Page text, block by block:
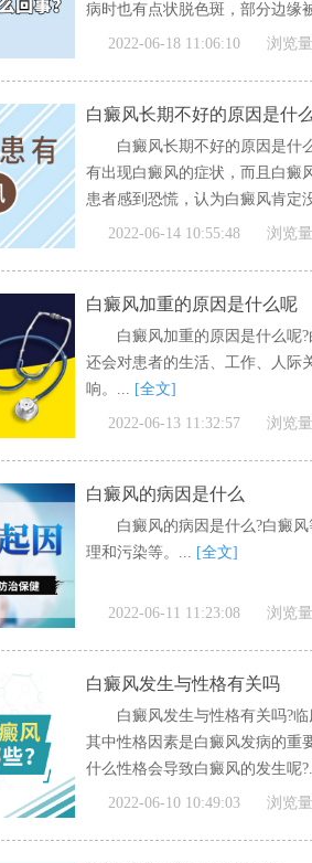
病时也有点状脱色斑，部分边缘
[全文]
2022-06-18 11:06:10 浏览
白癜风长期不好的原因是什
白癜风长期不好的原因是什
有出现白癜风的症状，而且白癜
患者感到恐慌，认为白癜风肯定
[全文]
2022-06-14 10:55:48 浏览
白癜风加重的原因是什么呢
白癜风加重的原因是什么呢
还会对患者的生活、工作、人际
响。... [全文]
2022-06-13 11:32:57 浏览
白癜风的病因是什么
白癜风的病因是什么?白癜
理和污染等。... [全文]
2022-06-11 11:23:08 浏览
白癜风发生与性格有关吗
白癜风发生与性格有关吗?
其中性格因素是白癜风发病的重
什么性格会导致白癜风的发生呢
2022-06-10 10:49:03 浏览